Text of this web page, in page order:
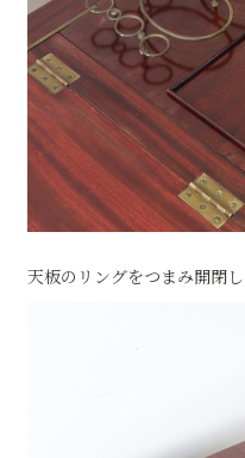
天板のリングをつまみ開閉し